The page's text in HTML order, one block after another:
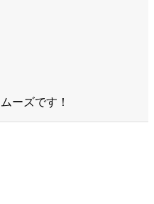
ーズです！